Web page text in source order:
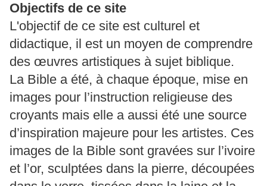
Objectifs de ce site
L'objectif de ce site est culturel et
didactique, il est un moyen de comprendre
des œuvres artistiques à sujet biblique.
La Bible a été, à chaque époque, mise en
images pour l’instruction religieuse des
croyants mais elle a aussi été une source
d’inspiration majeure pour les artistes. Ces
images de la Bible sont gravées sur l’ivoire
et l’or, sculptées dans la pierre, découpées